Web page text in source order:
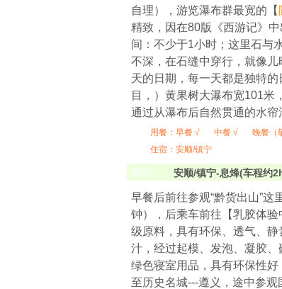
自理），游览瀑布群最宽的【
精致，因在80版《西游记》
间：不少于1小时；这里石与
不深，在石缝中穿行，就像
天的日期，每一天都是独特
目，）黄果树大瀑布宽101米
通过从瀑布后自然贯通的水
用餐： 早餐 √ 中餐 √
晚餐（
住宿：安顺/镇宁
第8 天 安顺/镇宁-息烽(车程约
早餐后前往参观“黔货出山”
钟），后乘车前往【乳胶体
级原料，具有环保、透气、
汁，经过起模、发泡、凝胶
绿色寝室用品，具有环保性
至历史名城---遵义，途中参